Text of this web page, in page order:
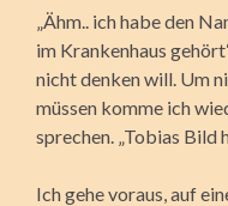
„Ähm.. ich habe den
im Krankenhaus
nicht denken will. Um
müssen komme ich
sprechen. „Tobias Bild
Ich gehe voraus, auf